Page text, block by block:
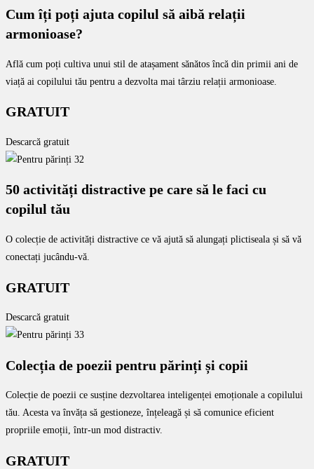
Cum îți poți ajuta copilul să aibă relații
armonioase?
Află cum poți cultiva unui stil de atașament sănătos încă din primii ani de
viață ai copilului tău pentru a dezvolta mai târziu relații armonioase.
GRATUIT
Descarcă gratuit
50 activități distractive pe care să le faci cu
copilul tău
O colecție de activități distractive ce vă ajută să alungați plictiseala și să vă
conectați jucându-vă.
GRATUIT
Descarcă gratuit
Colecția de poezii pentru părinți și copii
Colecție de poezii ce susține dezvoltarea inteligenței emoționale a copilului
tău. Acesta va învăța să gestioneze, înțeleagă și să comunice eficient
propriile emoții, într-un mod distractiv.
GRATUIT